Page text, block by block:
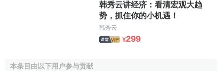
中信標普50指數
中國IPO指標
中信標普A股綜合指數
中信標普中國風格指數
韩秀云讲经济：看清宏观大趋
势，抓住你的小机遇！
韩秀云
¥299
本条目由以下用户参与贡献